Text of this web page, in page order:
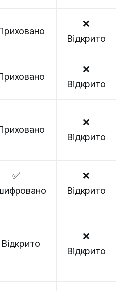
❌
Відкрито
❌
Відкрито
❌
Відкрито
✅
❌
Відкрито
Відкрито
❌
Відкрито